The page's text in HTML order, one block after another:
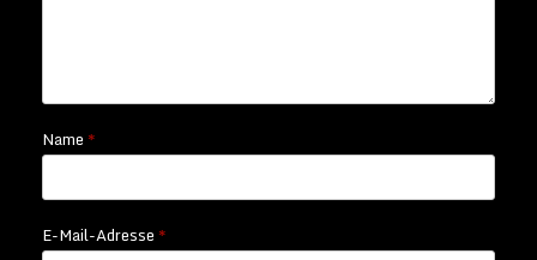
Name*
E-Mail-Adresse*